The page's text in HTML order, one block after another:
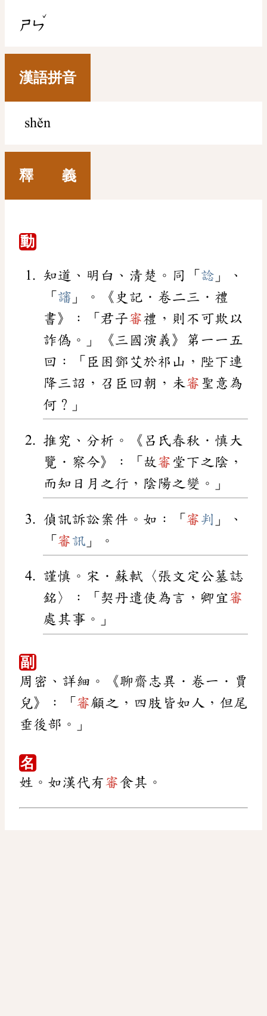
ㄕㄣ
ˇ
漢語拼音
shěn
釋 義
動
知道、明白、清楚。同「 諗 」、
「 讅 」。《史記．卷二三．禮
書》：「君子審禮，則不可欺以
詐偽。」《三國演義》第一一五
回：「臣困鄧艾於祁山，陛下連
降三詔，召臣回朝，未審 聖意為
何？」
推究、分析。《呂氏春秋．慎大
覽．察今》：「故 審 堂下之陰，
而知日月之行，陰陽之變。」
偵訊訴訟案件。如：「 審 判 」、
「 審訊 」。
謹慎。宋．蘇軾〈張文定公墓誌
銘〉：「契丹遣使為言，卿宜審
處其事。」
副
周密、詳細。《聊齋志異．卷一．賈
兒》：「 審顧之，四肢皆如人，但尾
垂後部。」
名
姓。如漢代有審食其。